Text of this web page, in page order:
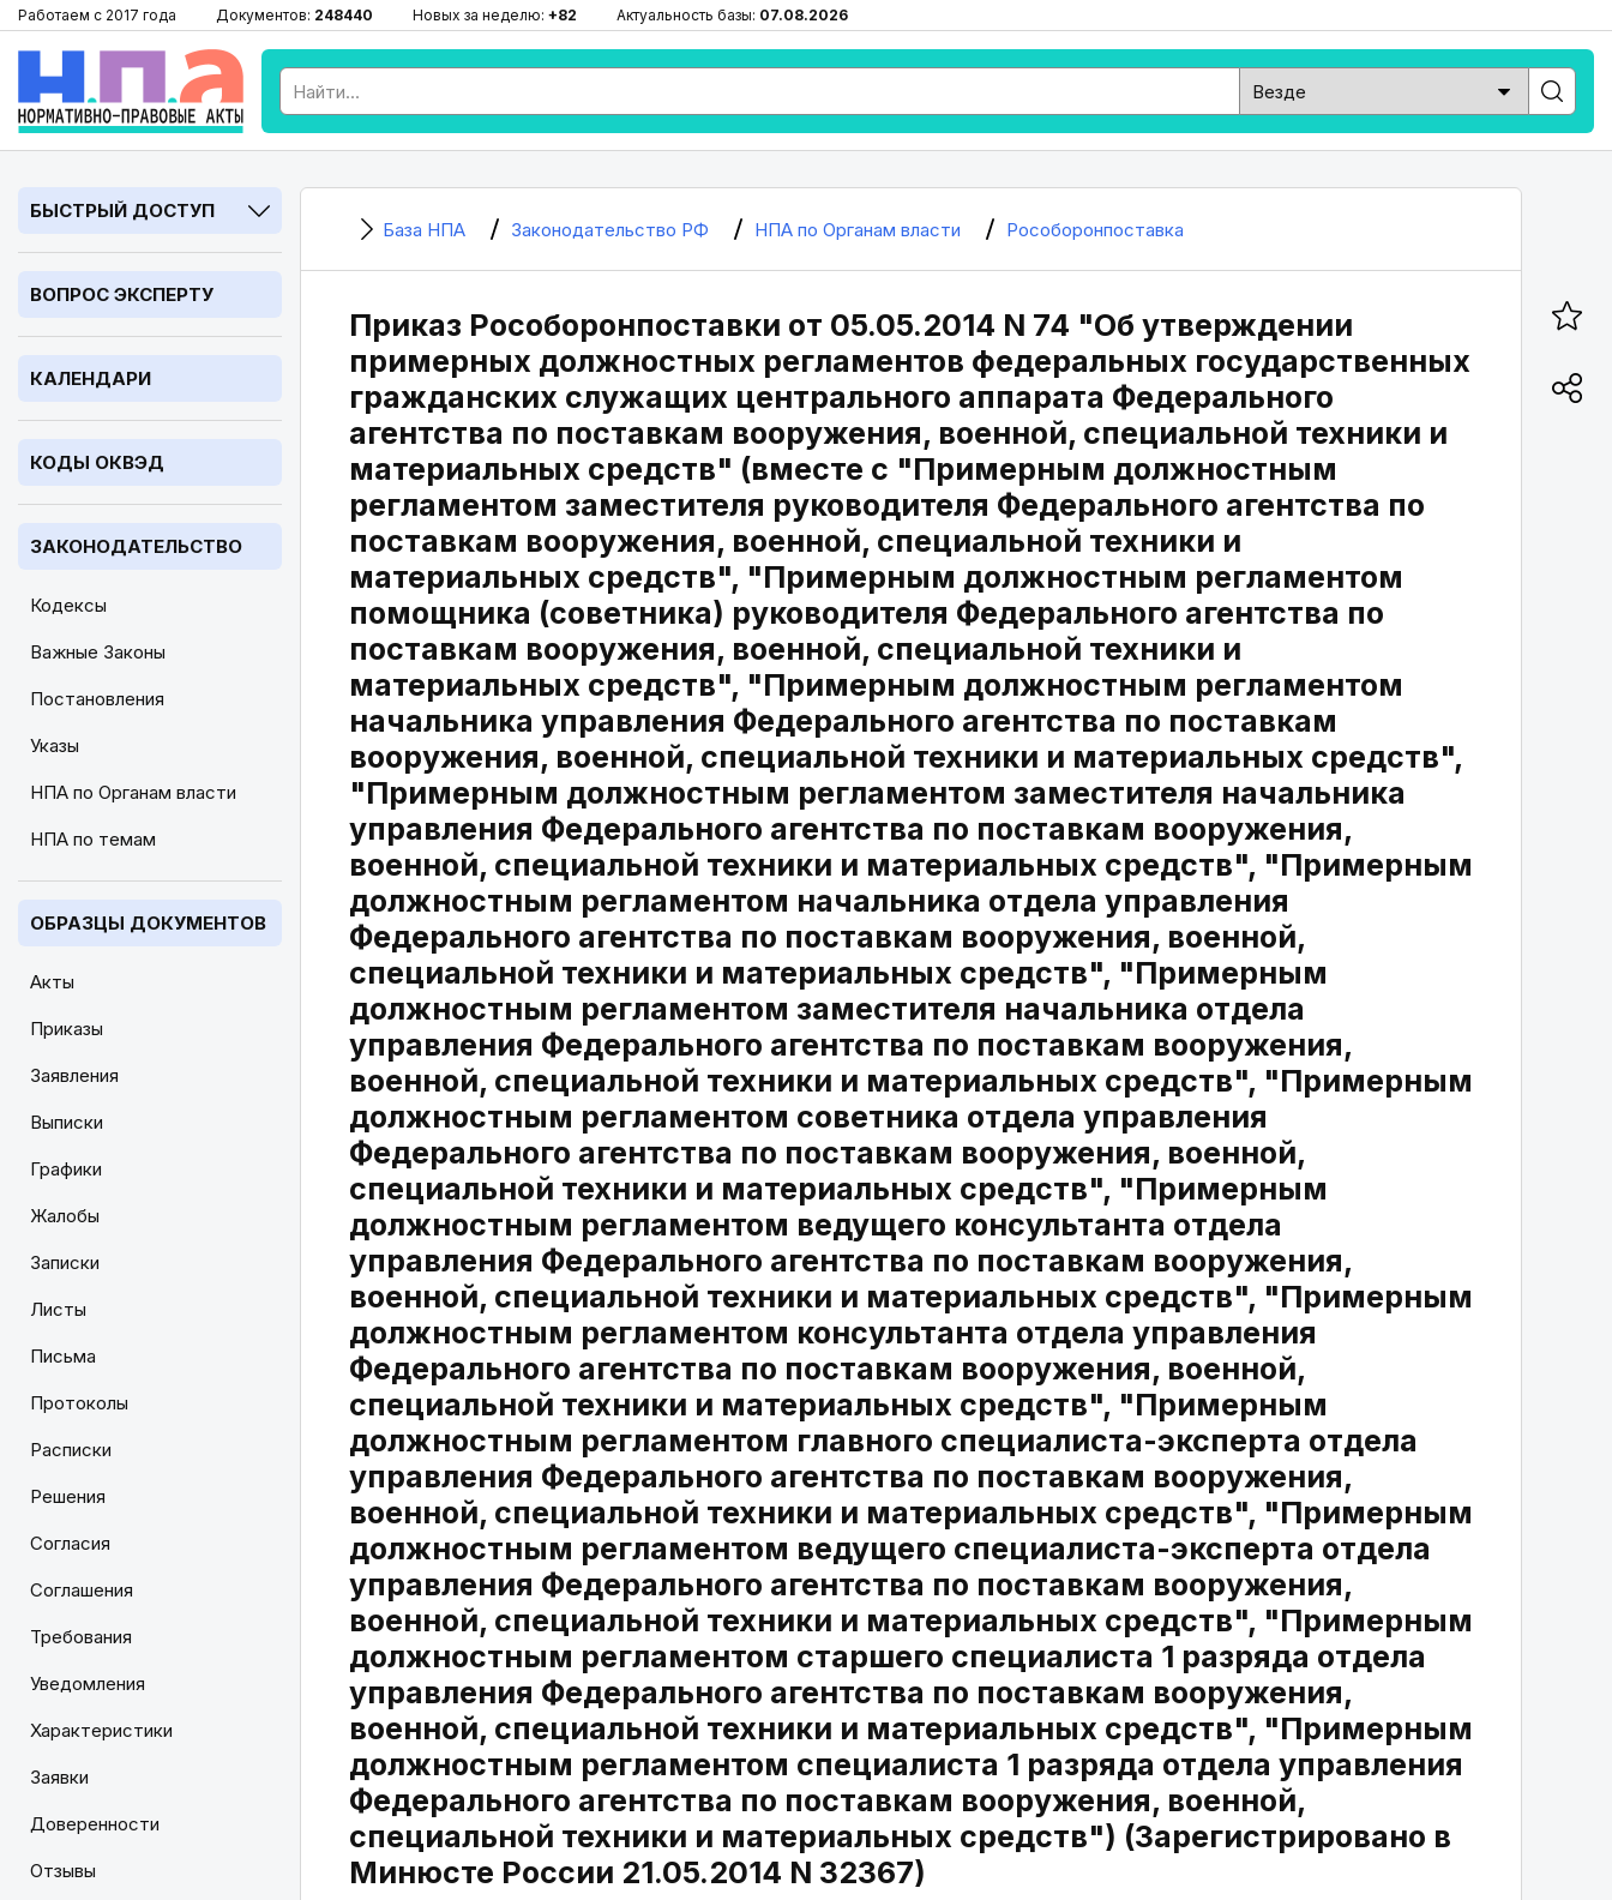
Работаем с 2017 года Документов: 248440 Новых за неделю: +82 Актуальность базы: 07.08.2026
БЫСТРЫЙ ДОСТУП
ВОПРОС ЭКСПЕРТУ
КАЛЕНДАРИ
КОДЫ ОКВЭД
ЗАКОНОДАТЕЛЬСТВО
Кодексы
Важные Законы
Постановления
Указы
НПА по Органам власти
НПА по темам
ОБРАЗЦЫ ДОКУМЕНТОВ
Акты
Приказы
Заявления
Выписки
Графики
Жалобы
Записки
Листы
Письма
Протоколы
Расписки
Решения
Согласия
Соглашения
Требования
Уведомления
Характеристики
Заявки
Доверенности
Отзывы
База НПА Законодательство РФ НПА по Органам власти Рособоронпоставка
Приказ Рособоронпоставки от 05.05.2014 N 74 "Об утверждении
примерных должностных регламентов федеральных государственных
гражданских служащих центрального аппарата Федерального
агентства по поставкам вооружения, военной, специальной техники и
материальных средств" (вместе с "Примерным должностным
регламентом заместителя руководителя Федерального агентства по
поставкам вооружения, военной, специальной техники и
материальных средств", "Примерным должностным регламентом
помощника (советника) руководителя Федерального агентства по
поставкам вооружения, военной, специальной техники и
материальных средств", "Примерным должностным регламентом
начальника управления Федерального агентства по поставкам
вооружения, военной, специальной техники и материальных средств",
"Примерным должностным регламентом заместителя начальника
управления Федерального агентства по поставкам вооружения,
военной, специальной техники и материальных средств", "Примерным
должностным регламентом начальника отдела управления
Федерального агентства по поставкам вооружения, военной,
специальной техники и материальных средств", "Примерным
должностным регламентом заместителя начальника отдела
управления Федерального агентства по поставкам вооружения,
военной, специальной техники и материальных средств", "Примерным
должностным регламентом советника отдела управления
Федерального агентства по поставкам вооружения, военной,
специальной техники и материальных средств", "Примерным
должностным регламентом ведущего консультанта отдела
управления Федерального агентства по поставкам вооружения,
военной, специальной техники и материальных средств", "Примерным
должностным регламентом консультанта отдела управления
Федерального агентства по поставкам вооружения, военной,
специальной техники и материальных средств", "Примерным
должностным регламентом главного специалиста-эксперта отдела
управления Федерального агентства по поставкам вооружения,
военной, специальной техники и материальных средств", "Примерным
должностным регламентом ведущего специалиста-эксперта отдела
управления Федерального агентства по поставкам вооружения,
военной, специальной техники и материальных средств", "Примерным
должностным регламентом старшего специалиста 1 разряда отдела
управления Федерального агентства по поставкам вооружения,
военной, специальной техники и материальных средств", "Примерным
должностным регламентом специалиста 1 разряда отдела управления
Федерального агентства по поставкам вооружения, военной,
специальной техники и материальных средств") (Зарегистрировано в
Минюсте России 21.05.2014 N 32367)